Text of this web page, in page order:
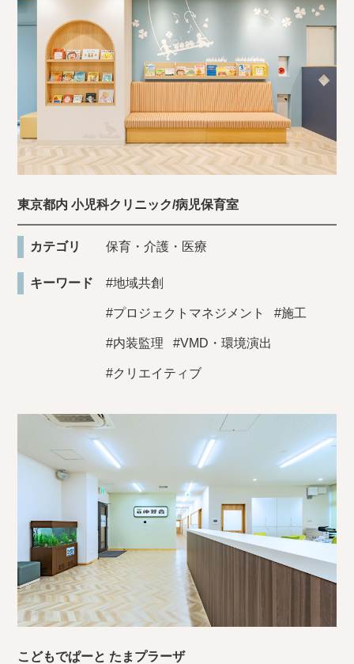
東京都内 小児科クリニック/病児保育室
カテゴリ 保育・介護・医療
キーワード #地域共創
#プロジェクトマネジメント #施工
#内装監理 #VMD・環境演出
#クリエイティブ
こどもでぱーと たまプラーザ